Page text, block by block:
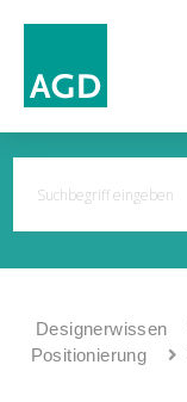
Designerwissen
Positionierung